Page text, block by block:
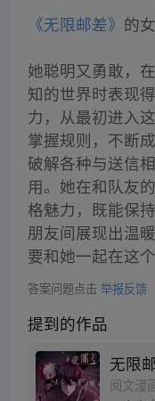
《无限邮差》 的
她聪明又勇敢，
知的世界时表现
力，从最初进入
掌握规则，不断
破解各种与送信
用。她在和队友
格魅力，既能保
朋友间展现出温
要和她一起在这
答案问题点击 举报反馈
提到的作品
无限
阅文漫